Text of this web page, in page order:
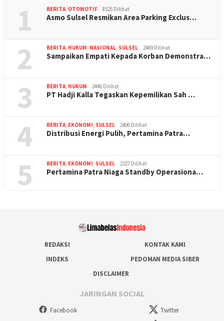
1 BERITA OTOMOTIF 8525 Dilihat
Asmo Sulsel Resmikan Area Parking Exclus…
2 BERITA HUKUM NASIONAL SULSEL 2469 Dilihat
Sampaikan Empati Kepada Korban Demonstra…
3 BERITA HUKUM 2446 Dilihat
PT Hadji Kalla Tegaskan Kepemilikan Sah …
4 BERITA EKONOMI SULSEL 2406 Dilihat
Distribusi Energi Pulih, Pertamina Patra…
5 BERITA EKONOMI SULSEL 2327 Dilihat
Pertamina Patra Niaga Standby Operasiona…
REDAKSI
KONTAK KAMI
INDEKS
PEDOMAN MEDIA SIBER
DISCLAIMER
JARINGAN SOCIAL
Facebook
Twitter